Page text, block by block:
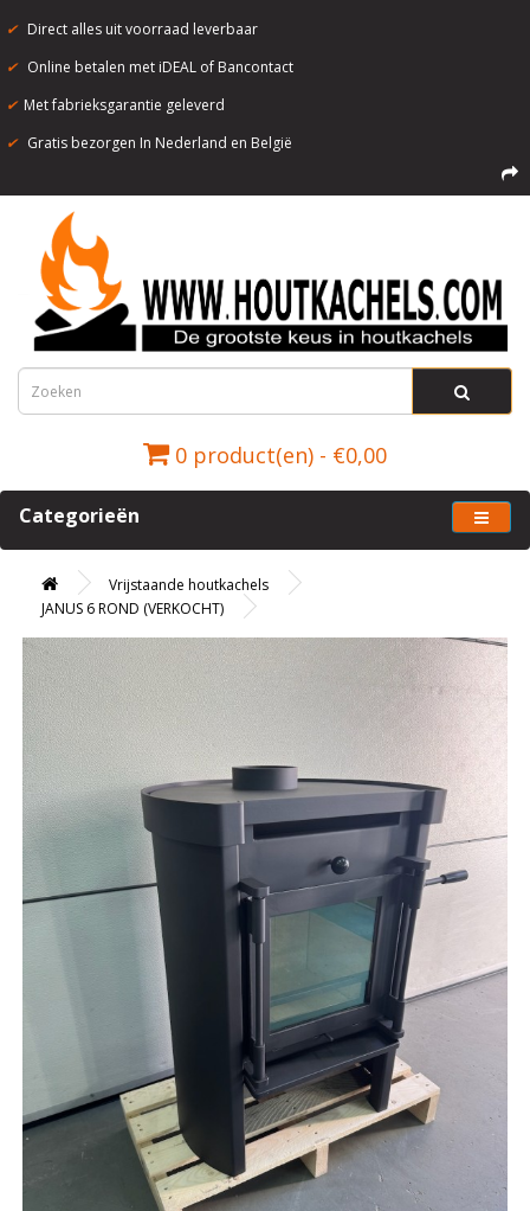
✔ Direct alles uit voorraad leverbaar
✔ Online betalen met iDEAL of Bancontact
✔ Met fabrieksgarantie geleverd
✔ Gratis bezorgen In Nederland en België
0 product(en) - €0,00
Categorieën
Vrijstaande houtkachels
JANUS 6 ROND (VERKOCHT)